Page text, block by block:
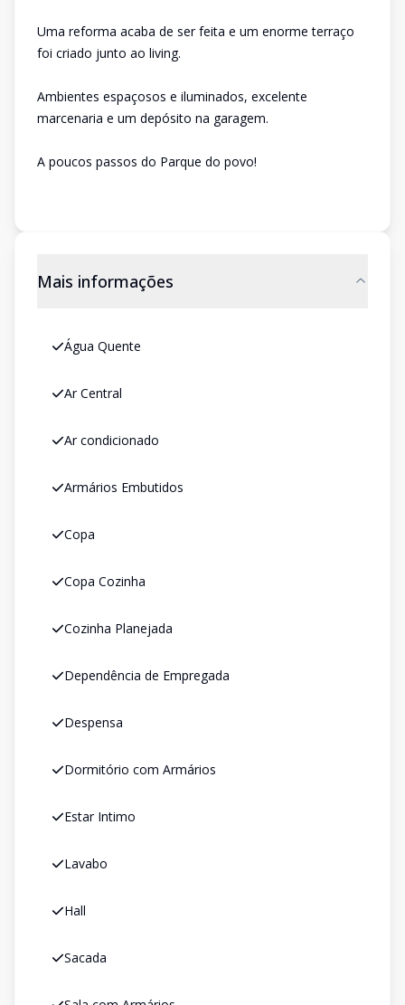
Uma reforma acaba de ser feita e um enorme terraço
foi criado junto ao living.
Ambientes espaçosos e iluminados, excelente
marcenaria e um depósito na garagem.
A poucos passos do Parque do povo!
Mais informações
Água Quente
Ar Central
Ar condicionado
Armários Embutidos
Copa
Copa Cozinha
Cozinha Planejada
Dependência de Empregada
Despensa
Dormitório com Armários
Estar Intimo
Lavabo
Hall
Sacada